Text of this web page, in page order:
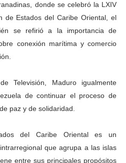
a diversos clubes deportivos
autogobierno en Mérida con
espacios del OAN para la
donde se celebró la LXIV
de Estados del Caribe Oriental, el
se refirió a la importancia de
conexión marítima y comercio
Televisión, Maduro igualmente
de continuar el proceso de
paz y de solidaridad.
del Caribe Oriental es un
que agrupa a las islas
entre sus principales propósitos